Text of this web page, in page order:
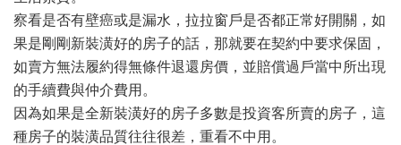
察看是否有壁癌或是漏水，拉拉窗戶是否都正常好開關，如
果是剛剛新裝潢好的房子的話，那就要在契約中要求保固，
如賣方無法履約得無條件退還房價，並賠償過戶當中所出現
的手續費與仲介費用。
因為如果是全新裝潢好的房子多數是投資客所賣的房子，這
種房子的裝潢品質往往很差，重看不中用。